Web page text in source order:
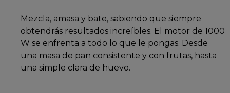
Mezcla, amasa y bate, sabiendo que siempre
obtendrás resultados increíbles. El motor de 1000
W se enfrenta a todo lo que le pongas. Desde
una masa de pan consistente y con frutas, hasta
una simple clara de huevo.